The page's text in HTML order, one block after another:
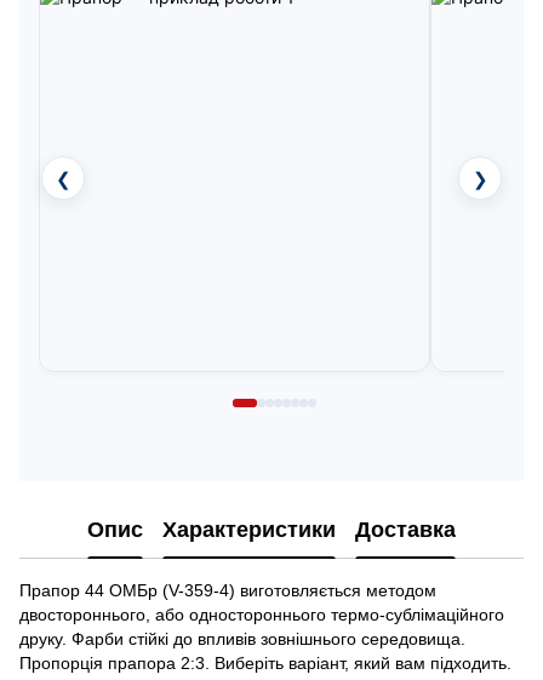
❮ ❯
Опис Характеристики Доставка
Прапор 44 ОМБр (V-359-4) виготовляється методом
двостороннього, або одностороннього термо-сублімаційного
друку. Фарби стійкі до впливів зовнішнього середовища.
Пропорція прапора 2:3. Виберіть варіант, який вам підходить.